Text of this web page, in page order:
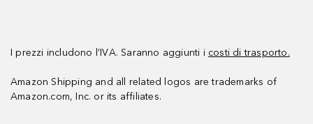
I prezzi includono l’IVA. Saranno aggiunti i costi di trasporto.
Amazon Shipping and all related logos are trademarks of
Amazon.com, Inc. or its affiliates.